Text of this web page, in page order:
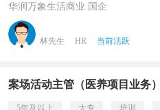
华润万象生活商业 国企
林先生 HR 当前活跃
案场活动主管（医养项目业务）
5年及以上 大专 培训